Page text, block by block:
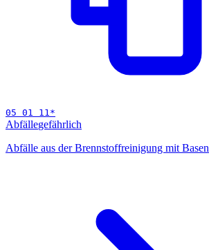
05 01 11 *
Abfällegefährlich
Abfälle aus der Brennstoffreinigung mit Basen